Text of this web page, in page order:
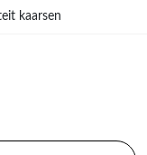
kaarsen